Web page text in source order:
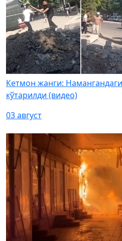
Кетмон жанги:
кўтарилди (видео)
03 август